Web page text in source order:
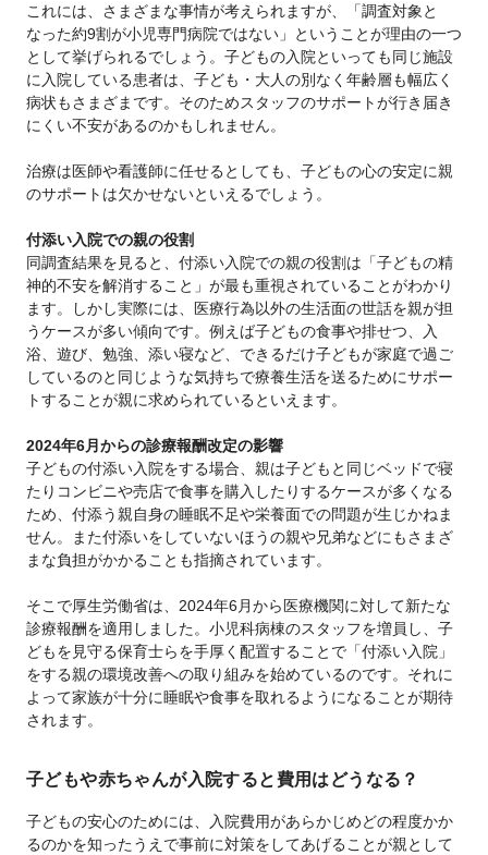
これには、さまざまな事情が考えられますが、「調査対象と
なった約9割が小児専門病院ではない」ということが理由の一つ
として挙げられるでしょう。子どもの入院といっても同じ施設
に入院している患者は、子ども・大人の別なく年齢層も幅広く
病状もさまざまです。そのためスタッフのサポートが行き届き
にくい不安があるのかもしれません。
治療は医師や看護師に任せるとしても、子どもの心の安定に親
のサポートは欠かせないといえるでしょう。
付添い入院での親の役割
同調査結果を見ると、付添い入院での親の役割は「子どもの精
神的不安を解消すること」が最も重視されていることがわかり
ます。しかし実際には、医療行為以外の生活面の世話を親が担
うケースが多い傾向です。例えば子どもの食事や排せつ、入
浴、遊び、勉強、添い寝など、できるだけ子どもが家庭で過ご
しているのと同じような気持ちで療養生活を送るためにサポー
トすることが親に求められているといえます。
2024年6月からの診療報酬改定の影響
子どもの付添い入院をする場合、親は子どもと同じベッドで寝
たりコンビニや売店で食事を購入したりするケースが多くなる
ため、付添う親自身の睡眠不足や栄養面での問題が生じかねま
せん。また付添いをしていないほうの親や兄弟などにもさまざ
まな負担がかかることも指摘されています。
そこで厚生労働省は、2024年6月から医療機関に対して新たな
診療報酬を適用しました。小児科病棟のスタッフを増員し、子
どもを見守る保育士らを手厚く配置することで「付添い入院」
をする親の環境改善への取り組みを始めているのです。それに
よって家族が十分に睡眠や食事を取れるようになることが期待
されます。
子どもや赤ちゃんが入院すると費用はどうなる？
子どもの安心のためには、入院費用があらかじめどの程度かか
るのかを知ったうえで事前に対策をしてあげることが親として